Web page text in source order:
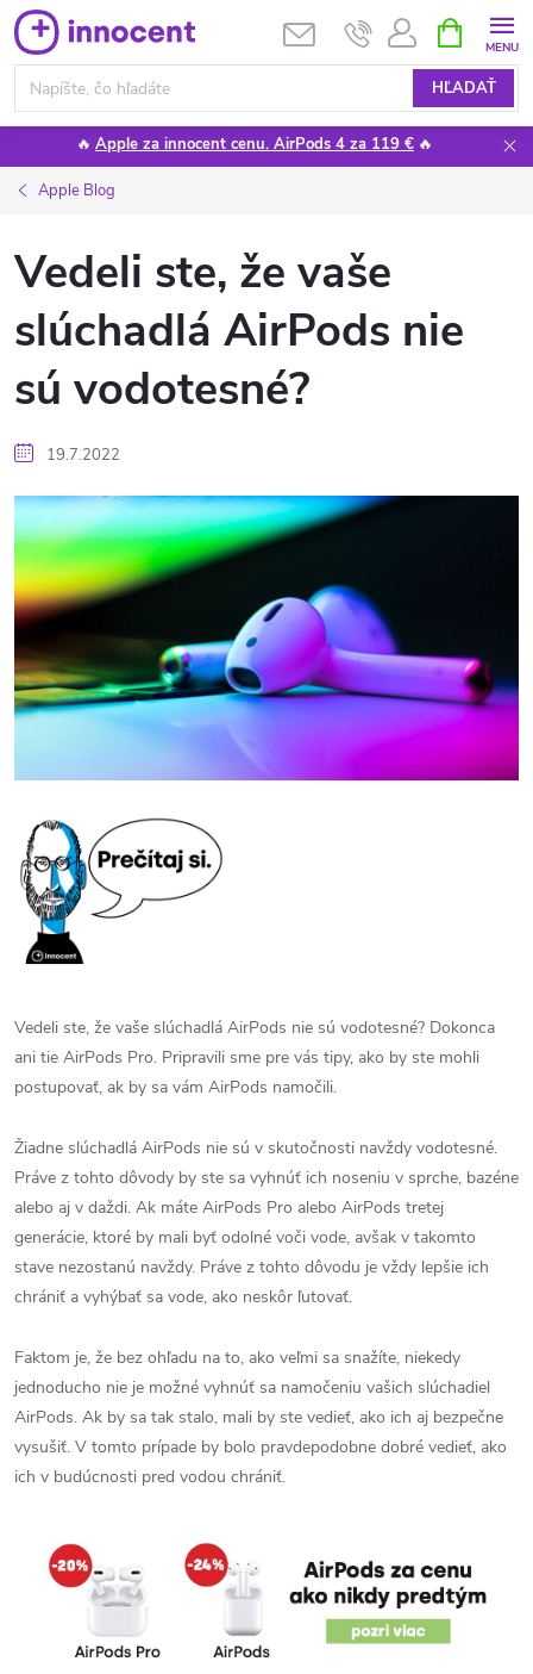
Prejsť
na
obsah
HĽADAŤ
KOŠÍK
🔥 Apple za innocent cenu. AirPods 4 za 119 € 🔥
Apple Blog
Vedeli ste, že vaše
slúchadlá AirPods nie
sú vodotesné?
19.7.2022
Vedeli ste, že vaše slúchadlá AirPods nie sú vodotesné? Dokonca
ani tie AirPods Pro. Pripravili sme pre vás tipy, ako by ste mohli
postupovať, ak by sa vám AirPods namočili.
Žiadne slúchadlá AirPods nie sú v skutočnosti navždy vodotesné.
Práve z tohto dôvody by ste sa vyhnúť ich noseniu v sprche, bazéne
alebo aj v daždi. Ak máte AirPods Pro alebo AirPods tretej
generácie, ktoré by mali byť odolné voči vode, avšak v takomto
stave nezostanú navždy. Práve z tohto dôvodu je vždy lepšie ich
chrániť a vyhýbať sa vode, ako neskôr ľutovať.
Faktom je, že bez ohľadu na to, ako veľmi sa snažíte, niekedy
jednoducho nie je možné vyhnúť sa namočeniu vašich slúchadiel
AirPods. Ak by sa tak stalo, mali by ste vedieť, ako ich aj bezpečne
vysušiť. V tomto prípade by bolo pravdepodobne dobré vedieť, ako
ich v budúcnosti pred vodou chrániť.